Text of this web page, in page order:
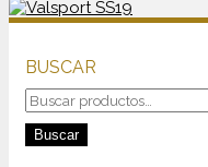
BUSCAR
Buscar
por:
Buscar